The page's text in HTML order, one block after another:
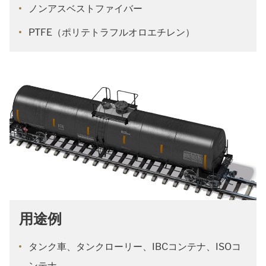
ノンアスベストファイバー
PTFE（ポリテトラフルオロエチレン）
用途例
タンク車、タンクローリー、IBCコンテナ、ISOコ